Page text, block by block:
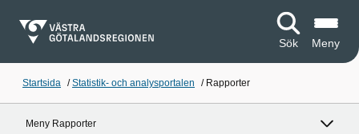
Sök Meny
Startsida /Statistik- och analysportalen / Rapporter
Meny Rapporter